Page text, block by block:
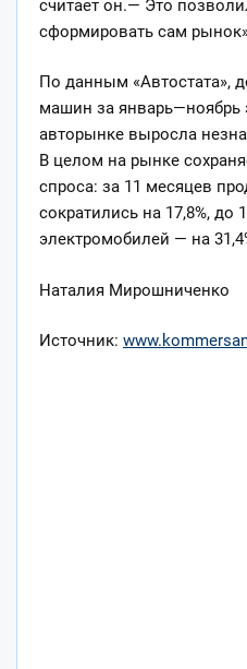
считает он.— Это
сформировать сам
По данным «Автостата»,
машин за январь—ноябрь
авторынке выросла
В целом на рынке
спроса: за 11 месяцев
сократились на 17,8%, до
электромобилей — на
Наталия Мирошниченко
Источник: